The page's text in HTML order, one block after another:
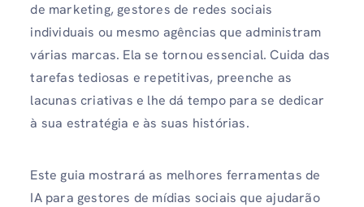
de marketing, gestores de redes sociais
individuais ou mesmo agências que administram
várias marcas. Ela se tornou essencial. Cuida das
tarefas tediosas e repetitivas, preenche as
lacunas criativas e lhe dá tempo para se dedicar
à sua estratégia e às suas histórias.
Este guia mostrará as melhores ferramentas de
IA para gestores de mídias sociais que ajudarão